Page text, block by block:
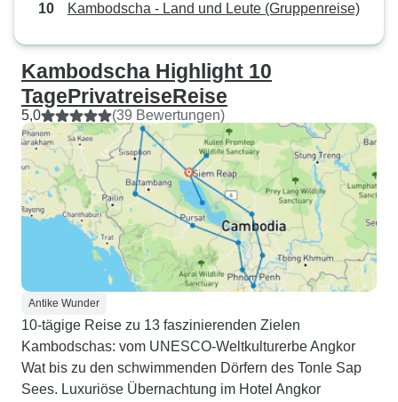
Kambodscha - Land und Leute (Gruppenreise)
Kambodscha Highlight 10
TagePrivatreiseReise
5,0 (39 Bewertungen)
Antike Wunder
10-tägige Reise zu 13 faszinierenden Zielen
Kambodschas: vom UNESCO-Weltkulturerbe Angkor
Wat bis zu den schwimmenden Dörfern des Tonle Sap
Sees. Luxuriöse Übernachtung im Hotel Angkor